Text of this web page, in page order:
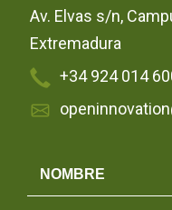
Av. Elvas s/n,
Extremadura
+34 924 014